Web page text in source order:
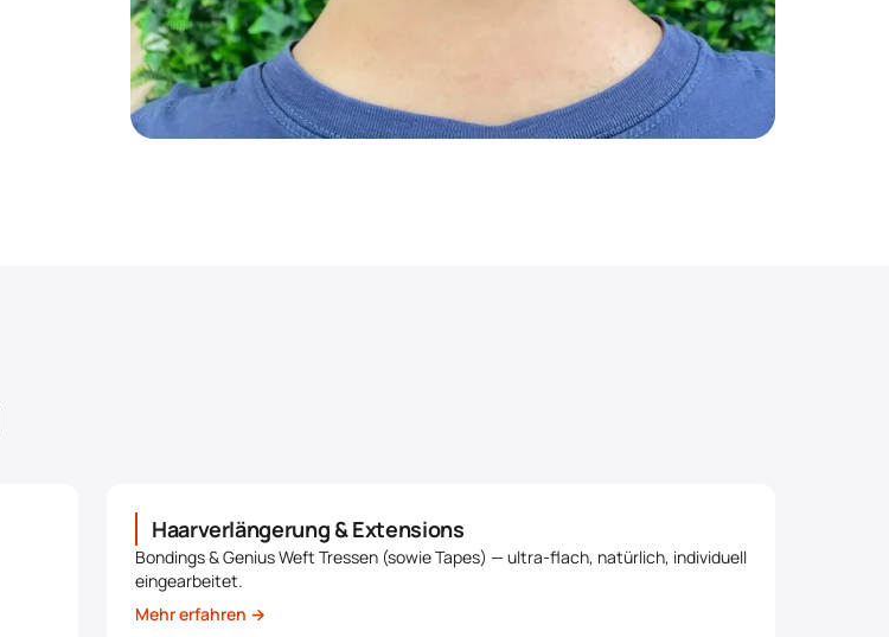
Haarverlängerung & Extensions
Bondings & Genius Weft Tressen (sowie Tapes) — ultra-flach, natürlich, individuell
eingearbeitet.
Mehr erfahren →